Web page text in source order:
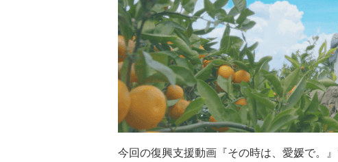
今回の復興支援動画『その時は、愛媛で。